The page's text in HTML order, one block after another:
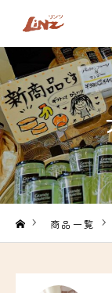
商品一覧
TEL
ONLINE
TOP
LiNZのこだわり
商品一覧